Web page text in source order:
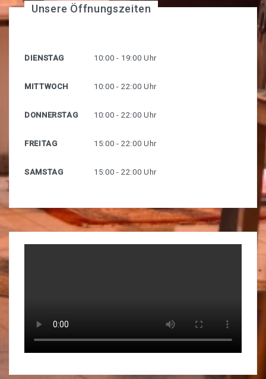
Unsere Öffnungszeiten
DIENSTAG 10:00 - 19:00 Uhr
MITTWOCH 10:00 - 22:00 Uhr
DONNERSTAG 10:00 - 22:00 Uhr
FREITAG 15:00 - 22:00 Uhr
SAMSTAG 15:00 - 22:00 Uhr